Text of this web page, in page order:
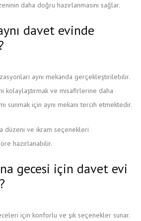
daha doğru hazırlanmasını sağlar.
davet evinde
aynı mekanda gerçekleştirilebilir.
kolaylaştırmak ve misafirlerine daha
sunmak için aynı mekanı tercih etmektedir.
düzeni ve ikram seçenekleri
hazırlanabilir.
gecesi için davet evi
için konforlu ve şık seçenekler sunar.